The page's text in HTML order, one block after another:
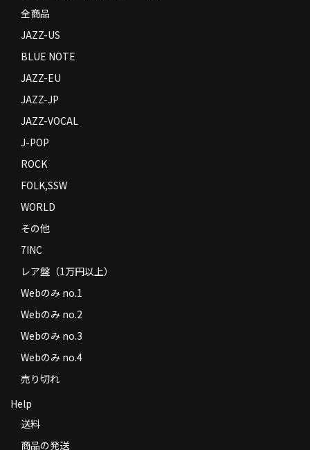
Contact
全商品
JAZZ-US
BLUE NOTE
JAZZ-EU
JAZZ-JP
JAZZ-VOCAL
J-POP
ROCK
FOLK,SSW
WORLD
その他
7INC
レア盤（1万円以上）
Webのみ no.1
Webのみ no.2
Webのみ no.3
Webのみ no.4
売り切れ
Help
送料
商品の発送